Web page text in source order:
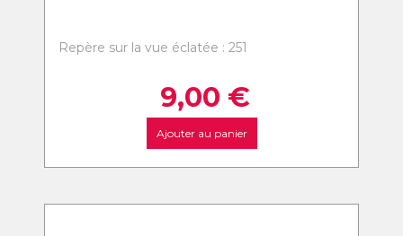
Repère sur la vue éclatée : 251
9,00 €
Ajouter au panier